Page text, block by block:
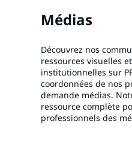
Médias
Découvrez nos
ressources visuelles
institutionnelles sur
coordonnées de nos
demande médias.
ressource complète
professionnels des